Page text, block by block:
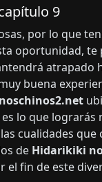
9
por lo que
oportunidad, te
atrapado
buena
lo que lograrás
cualidades que
de Hidarikiki
el fin de este